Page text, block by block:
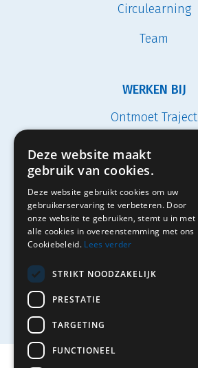
Circulearning
Team
WERKEN BIJ
Ontmoet Traject
Vacatures
Studenten
Solliciteren
Deze website maakt
gebruik van cookies.
Deze website gebruikt cookies om uw
gebruikerservaring te verbeteren. Door
onze website te gebruiken, stemt u in met
alle cookies in overeenstemming met ons
Cookiebeleid. Lees verder
STRIKT NOODZAKELIJK
PRESTATIE
TARGETING
FUNCTIONEEL